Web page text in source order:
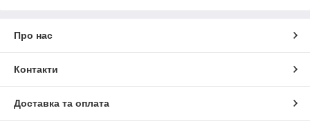
Про нас
Контакти
Доставка та оплата